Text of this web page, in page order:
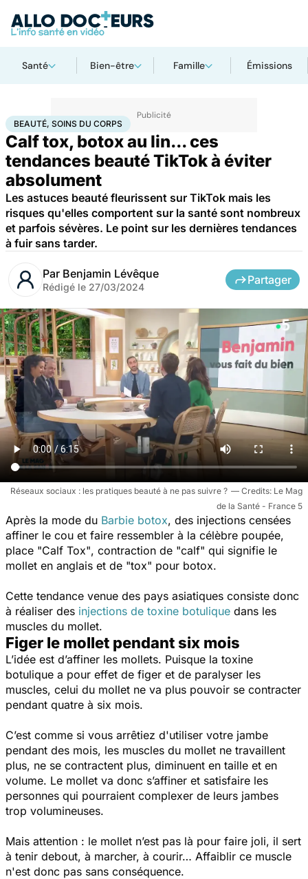
Santé Bien-être Famille Émissions
AccueilBien-être Beauté, soins du corps
BEAUTÉ, SOINS DU CORPS
Calf tox, botox au lin... ces
tendances beauté TikTok à éviter
absolument
Les astuces beauté fleurissent sur TikTok mais les
risques qu'elles comportent sur la santé sont nombreux
et parfois sévères. Le point sur les dernières tendances
à fuir sans tarder.
Par Benjamin Lévêque
Rédigé le 27/03/2024
Partager
Réseaux sociaux : les pratiques beauté à ne pas suivre ?
Le Mag
de la Santé - France 5
Après la mode du Barbie botox, des injections censées
affiner le cou et faire ressembler à la célèbre poupée,
place "Calf Tox", contraction de "calf" qui signifie le
mollet en anglais et de "tox" pour botox.
Cette tendance venue des pays asiatiques consiste donc
à réaliser des injections de toxine botulique dans les
muscles du mollet.
Figer le mollet pendant six mois
L’idée est d’affiner les mollets. Puisque la toxine
botulique a pour effet de figer et de paralyser les
muscles, celui du mollet ne va plus pouvoir se contracter
pendant quatre à six mois.
C’est comme si vous arrêtiez d'utiliser votre jambe
pendant des mois, les muscles du mollet ne travaillent
plus, ne se contractent plus, diminuent en taille et en
volume. Le mollet va donc s’affiner et satisfaire les
personnes qui pourraient complexer de leurs jambes
trop volumineuses.
Mais attention : le mollet n’est pas là pour faire joli, il sert
à tenir debout, à marcher, à courir… Affaiblir ce muscle
n'est donc pas sans conséquence.